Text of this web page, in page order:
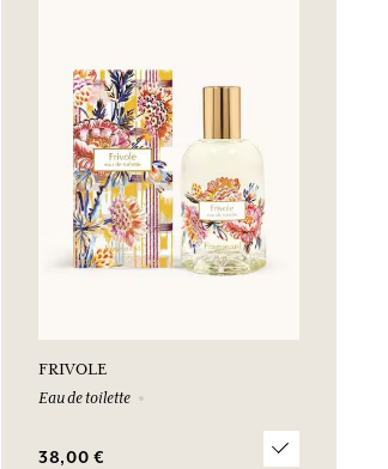
FRIVOLE
Eau de toilette
38,00 €